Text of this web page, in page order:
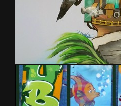
Graff chambre enfant pirates